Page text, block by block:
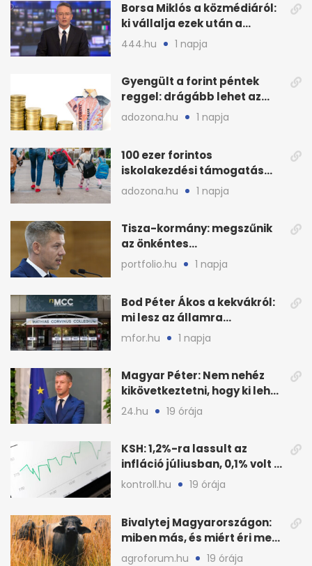
Borsa Miklós a közmédiáról:
ki vállalja ezek után a
munkát?
444.hu 1 napja
Gyengült a forint péntek
reggel: drágább lehet az
euró és a dollár
adozona.hu 1 napja
100 ezer forintos
iskolakezdési támogatás
2026 őszén: adózás,
munkáltatói plusz
adozona.hu 1 napja
Tisza-kormány: megszűnik
az önkéntes
fogyasztáscsökkentés
portfolio.hu 1 napja
Bod Péter Ákos a kekvákról:
mi lesz az államra
visszaszálló vagyonnal?
mfor.hu 1 napja
Magyar Péter: Nem nehéz
kikövetkeztetni, hogy ki lehet
a három jelölt
24.hu 19 órája
KSH: 1,2%-ra lassult az
infláció júliusban, 0,1% volt a
havi áresés
kontroll.hu 19 órája
Bivalytej Magyarországon:
miben más, és miért éri meg
feldolgozni?
agroforum.hu 19 órája